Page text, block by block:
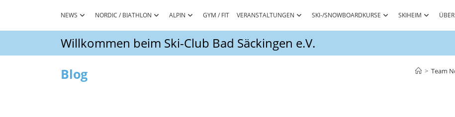
NEWS NORDIC / BIATHLON ALPIN GYM / FIT VERANSTALTUNGEN SKI-/SNOWBOARDKURSE SKIHEIM
Willkommen beim Ski-Club Bad Säckingen e.V.
Blog > Team